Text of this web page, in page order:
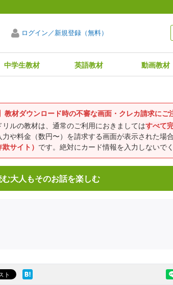
ログイン／新規登録（無料）
中学生教材 英語教材 動画教材
教材ダウンロード時の不審な画面・クレカ請求にご
リルの教材は、通常のご利用におきましてはすべて
力や料金（数円〜）を請求する画面が表示された場
サイト） です。絶対にカード情報を入力しないでく
む大人もそのお話を楽しむ